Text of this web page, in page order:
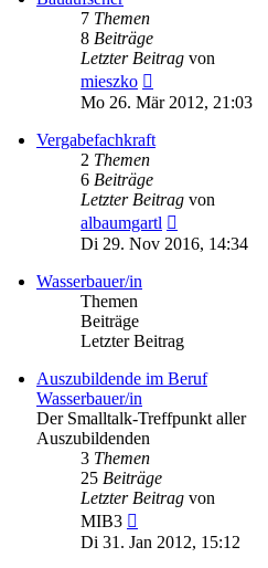
7 Themen
8 Beiträge
Letzter Beitrag von
mieszko
Beitrag
Mo 26. Mär 2012, 21:03
Vergabefachkraft
2 Themen
6 Beiträge
Letzter Beitrag von
albaumgartl
Beitrag
Di 29. Nov 2016, 14:34
Wasserbauer/in
Themen
Beiträge
Letzter Beitrag
Auszubildende im Beruf
Wasserbauer/in
Der Smalltalk-Treffpunkt aller
Auszubildenden
3 Themen
25 Beiträge
Letzter Beitrag von
MIB3
Beitrag
Di 31. Jan 2012, 15:12